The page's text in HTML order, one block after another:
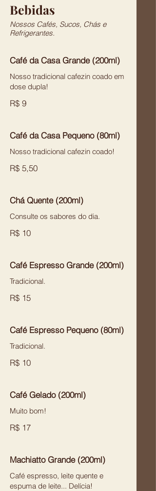
Bebidas
Nossos Cafés, Sucos, Chás e
Refrigerantes.
Café da Casa Grande (200ml)
Nosso tradicional cafezin coado em
dose dupla!
R$ 9
Café da Casa Pequeno (80ml)
Nosso tradicional cafezin coado!
R$ 5,50
Chá Quente (200ml)
Consulte os sabores do dia.
R$ 10
Café Espresso Grande (200ml)
Tradicional.
R$ 15
Café Espresso Pequeno (80ml)
Tradicional.
R$ 10
Café Gelado (200ml)
Muito bom!
R$ 17
Machiatto Grande (200ml)
Café espresso, leite quente e
espuma de leite... Delícia!